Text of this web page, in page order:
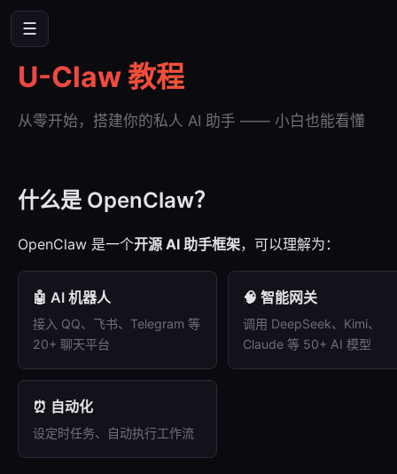
☰
U-Claw 教程
从零开始，搭建你的私人 AI 助手 —— 小白也能看懂
什么是 OpenClaw？
OpenClaw 是一个开源 AI 助手框架，可以理解为：
🤖 AI 机器人
接入 QQ、飞书、Telegram 等
20+ 聊天平台
🧠 智能网关
调用 DeepSeek、Kimi、
Claude 等 50+ AI 模型
⏰ 自动化
设定时任务、自动执行工作流